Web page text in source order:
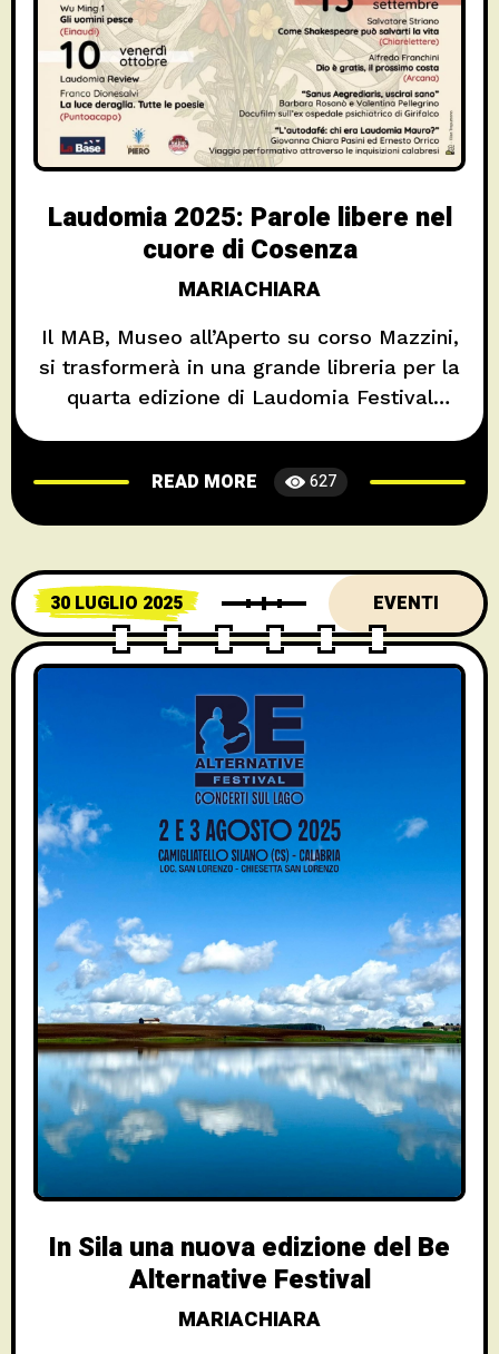
Laudomia 2025: Parole libere nel
cuore di Cosenza
MARIACHIARA
Il MAB, Museo all’Aperto su corso Mazzini,
si trasformerà in una grande libreria per la
quarta edizione di Laudomia Festival
con i testi letterari, in un contenitore che
READ MORE 627
30 LUGLIO 2025 EVENTI
In Sila una nuova edizione del Be
Alternative Festival
MARIACHIARA